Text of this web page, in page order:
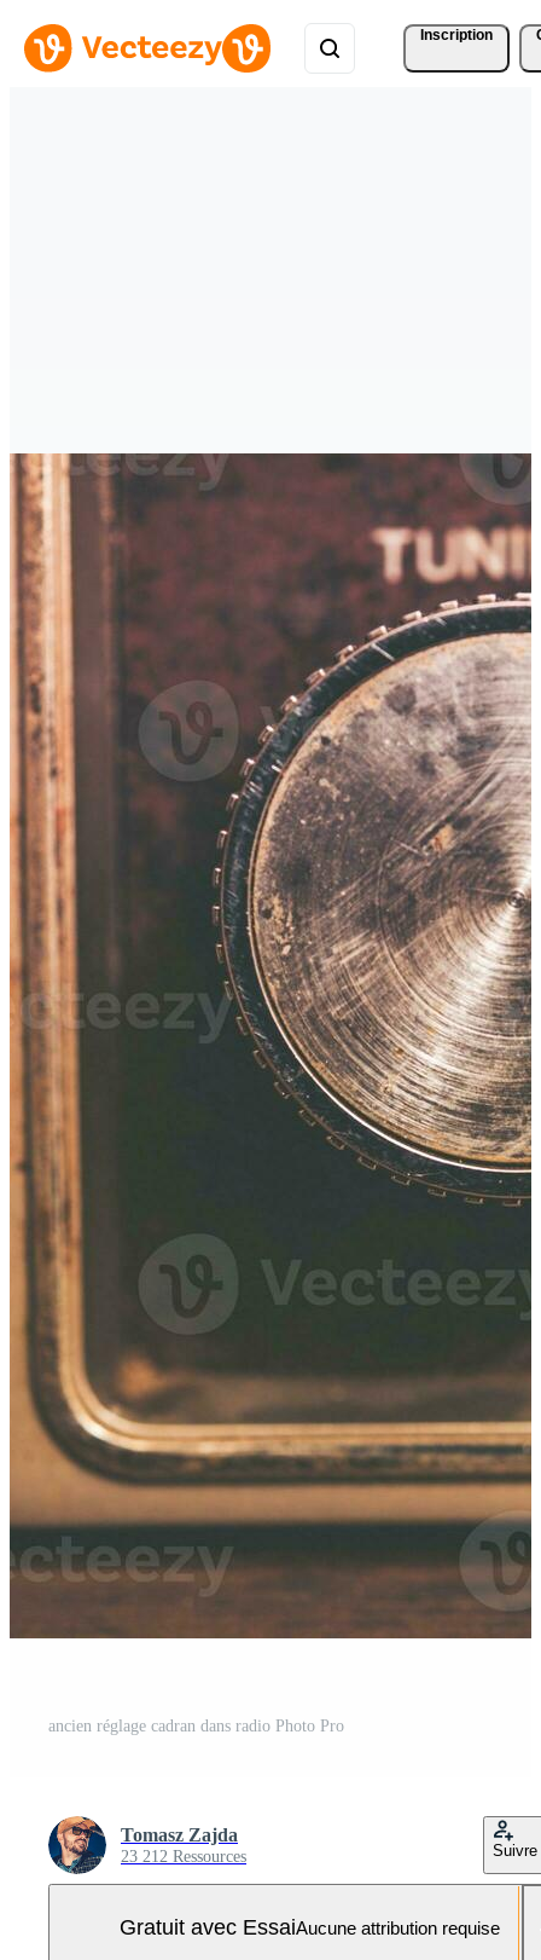
Inscription
ancien réglage cadran dans radio Photo Pro
Tomasz Zajda
23 212 Ressources Suivre
Gratuit avec EssaiAucune attribution requise